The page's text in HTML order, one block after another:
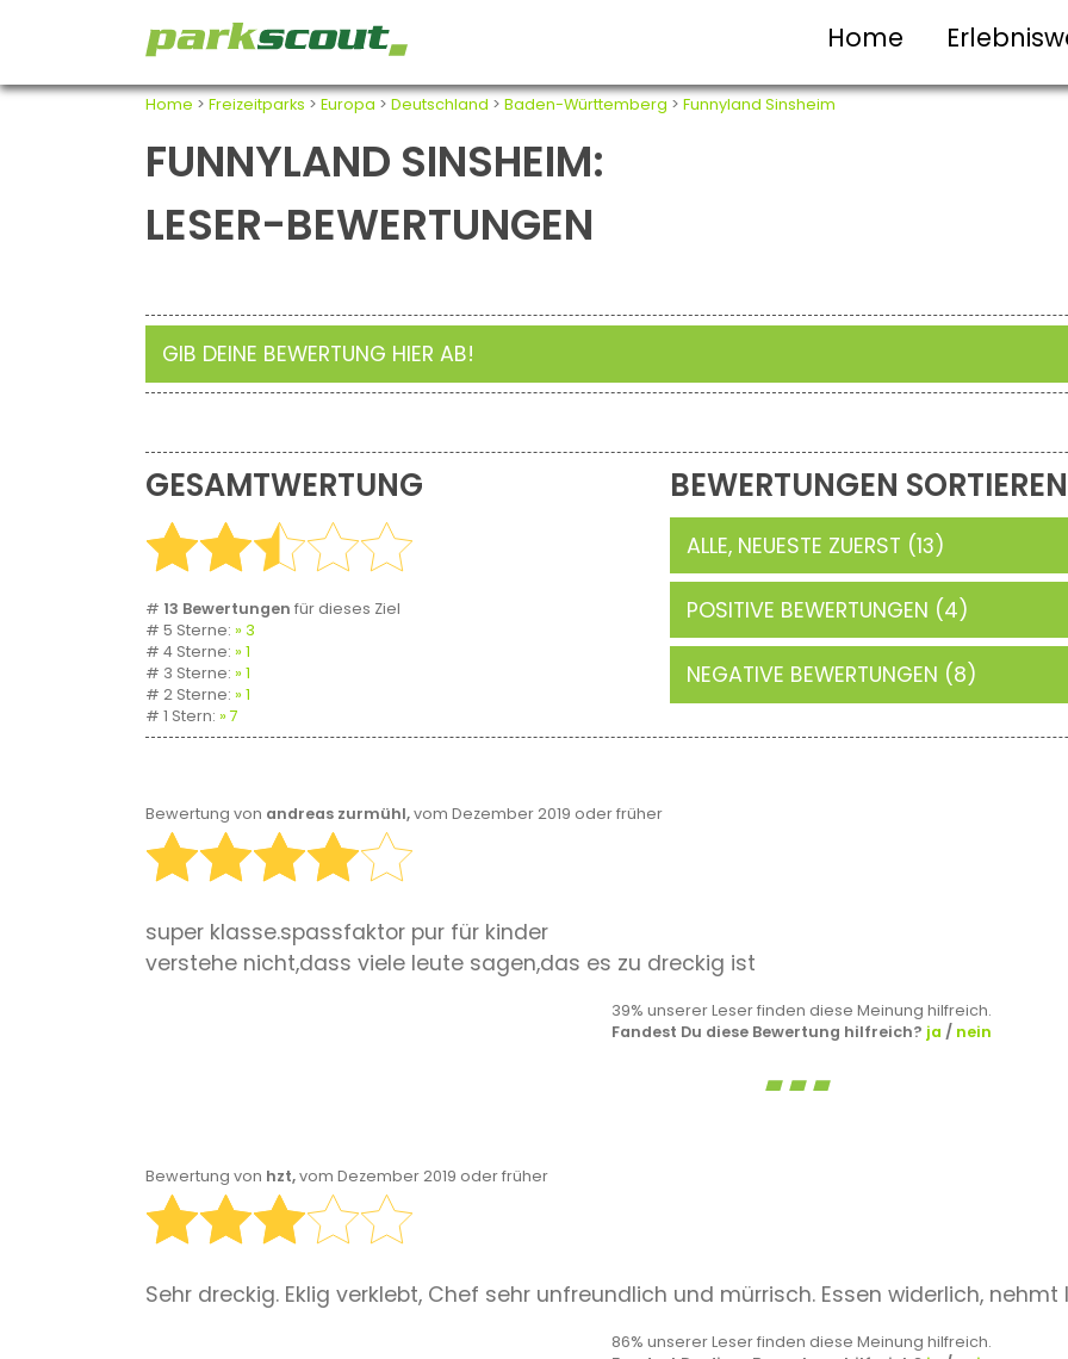
Home
Home > Freizeitparks > Europa > Deutschland > Baden-Württemberg > Funnyland Sinsheim
FUNNYLAND SINSHEIM:
LESER-BEWERTUNGEN
GIB DEINE BEWERTUNG HIER AB!
GESAMTWERTUNG
# 13 Bewertungen für dieses Ziel
# 5 Sterne:
3
# 4 Sterne:
1
# 3 Sterne:
1
# 2 Sterne:
1
# 1 Stern:
7
BEWERTUNGEN SORTIEREN
ALLE, NEUESTE ZUERST (13)
POSITIVE BEWERTUNGEN (4)
NEGATIVE BEWERTUNGEN (8)
Bewertung von andreas zurmühl,vom Dezember 2019 oder früher
super klasse.spassfaktor pur für kinder
verstehe nicht,dass viele leute sagen,das es zu dreckig ist
39% unserer Leser finden diese Meinung hilfreich.
Fandest Du diese Bewertung hilfreich? ja / nein
Bewertung von hzt,vom Dezember 2019 oder früher
Sehr dreckig. Eklig verklebt, Chef sehr unfreundlich und mürrisch. Essen widerlich, nehmt
86% unserer Leser finden diese Meinung hilfreich.